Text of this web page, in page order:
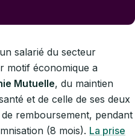
salarié du secteur
motif économique a
Mutuelle, du maintien
et de celle de ses deux
remboursement, pendant
(8 mois). La prise